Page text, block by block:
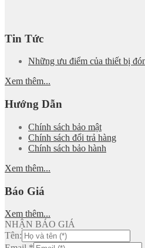
Tin Tức
Những ưu điểm của thiết bị
Xem thêm...
Hướng Dẫn
Chính sách bảo mật
Chính sách đổi trả hàng
Chính sách bảo hành
Xem thêm...
Báo Giá
Xem thêm...
NHẬN BÁO GIÁ
Tên: